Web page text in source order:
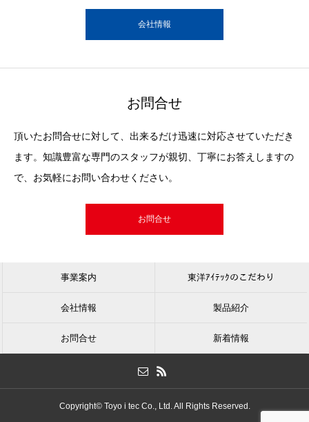
会社情報
お問合せ
頂いたお問合せに対して、出来るだけ迅速に対応させていただき
ます。知識豊富な専門のスタッフが親切、丁寧にお答えしますの
で、お気軽にお問い合わせください。
お問合せ
事業案内 東洋ｱｲﾃｯｸのこだわり
会社情報 製品紹介
お問合せ 新着情報
Copyright© Toyo i tec Co., Ltd. All Rights Reserved.